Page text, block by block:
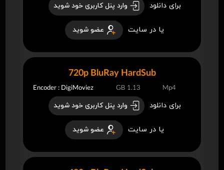
برای دانلود وارد پنل کاربری خود شوید
یا در سایت عضو شوید
برای دانلود وارد پنل کاربری خود شوید
یا در سایت عضو شوید
720p BluRay HardSub
Encoder : DigiMoviez 1.13 GB Mp4